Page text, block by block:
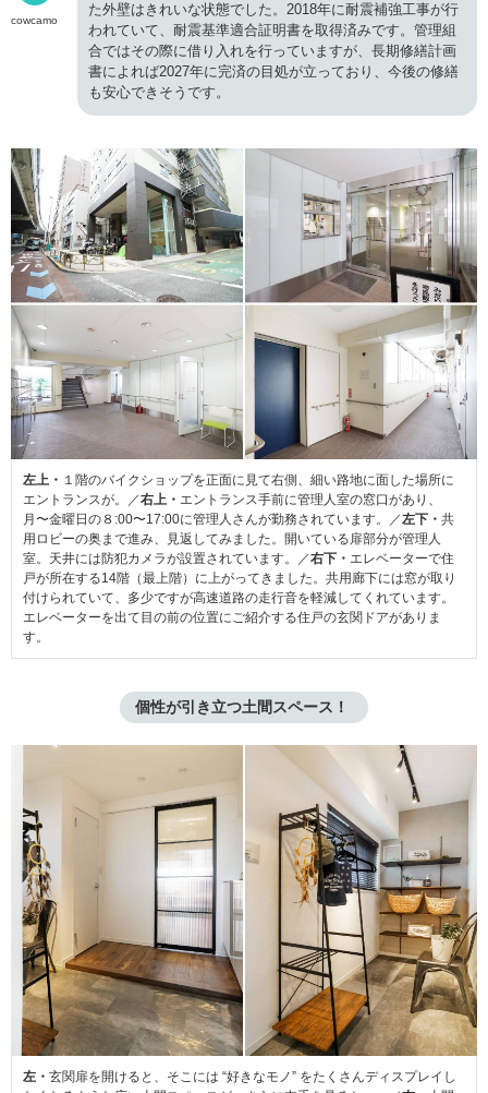
cowcamo
た外壁はきれいな状態でした。2018年に耐震補強工事が行
われていて、耐震基準適合証明書を取得済みです。管理組
合ではその際に借り入れを行っていますが、長期修繕計画
書によれば2027年に完済の目処が立っており、今後の修繕
も安心できそうです。
左上・ １階のバイクショップを正面に見て右側、細い路地に面した場所に
エントランスが。／右上・ エントランス手前に管理人室の窓口があり、
月〜金曜日の８:00〜17:00に管理人さんが勤務されています。／左下・ 共
用ロビーの奥まで進み、見返してみました。開いている扉部分が管理人
室。天井には防犯カメラが設置されています。／右下・ エレベーターで住
戸が所在する14階（最上階）に上がってきました。共用廊下には窓が取り
付けられていて、多少ですが高速道路の走行音を軽減してくれています。
エレベーターを出て目の前の位置にご紹介する住戸の玄関ドアがありま
す。
個性が引き立つ土間スペース！
左・ 玄関扉を開けると、そこには “好きなモノ” をたくさんディスプレイし